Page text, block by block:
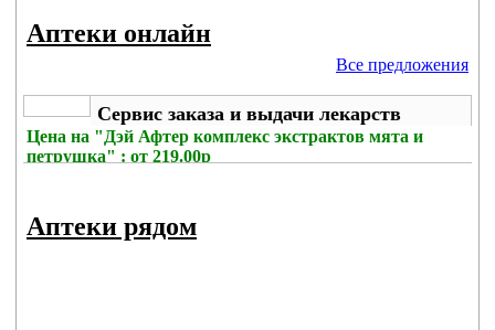
Аптеки онлайн
Все предложения
Сервис заказа и выдачи лекарств
Цена на "Дэй Афтер комплекс экстрактов мята и
петрушка" : от 219.00р
Аптеки рядом